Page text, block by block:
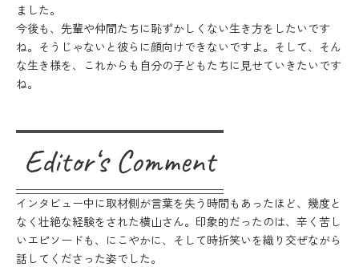
ました。
今後も、先輩や仲間たちに恥ずかしくない生き方をしたいです
ね。そうじゃないと彼らに顔向けできないですよ。そして、そん
な生き様を、これからも自分の子どもたちに見せていきたいです
ね。
インタビュー中に取材側が言葉を失う時間もあったほど、幾度と
なく壮絶な経験をされた横山さん。印象的だったのは、辛く苦し
いエピソードも、にこやかに、そして時折笑いを織り交ぜながら
話してくださった姿でした。